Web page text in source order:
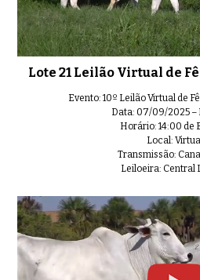
Lote 21 Leilão Virtual de
Evento: 10º Leilão Virtual de
Data: 07/09/2025 –
Horário: 14:00 de
Local:
Transmissão:
Leiloeira: Central